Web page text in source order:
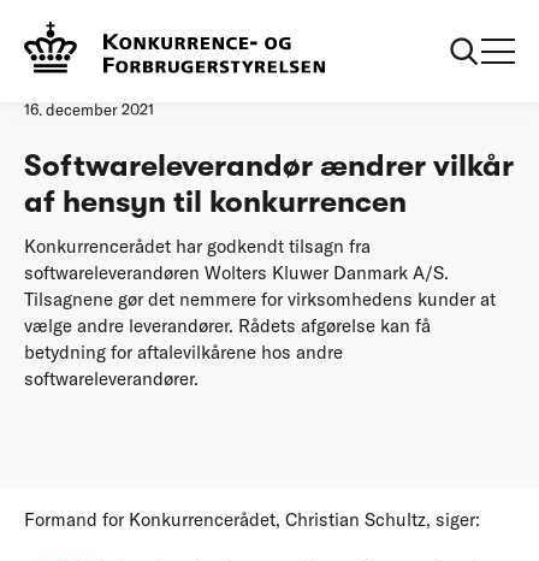
Forside
16. december 2021
Softwareleverandør ændrer vilkår
af hensyn til konkurrencen
Konkurrencerådet har godkendt tilsagn fra
softwareleverandøren Wolters Kluwer Danmark A/S.
Tilsagnene gør det nemmere for virksomhedens kunder at
vælge andre leverandører. Rådets afgørelse kan få
betydning for aftalevilkårene hos andre
softwareleverandører.
Formand for Konkurrencerådet, Christian Schultz, siger: